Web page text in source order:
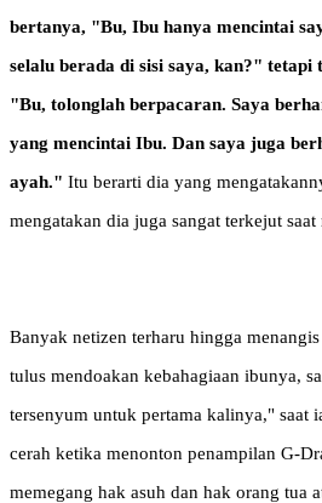
bertanya, "Bu, Ibu hanya mencintai
selalu berada di sisi saya, kan?" tetapi
"Bu, tolonglah berpacaran. Saya
yang mencintai Ibu. Dan saya juga
ayah." Itu berarti dia yang
mengatakan dia juga sangat terkejut
Banyak netizen terharu hingga
tulus mendoakan kebahagiaan ibunya,
tersenyum untuk pertama kalinya," saat
cerah ketika menonton penampilan G-
memegang hak asuh dan hak orang tua